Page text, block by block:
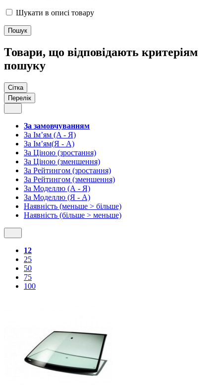
Шукати в описі товару
Товари, що відповідають критеріям
пошуку
Сітка
Перелік
За замовчуванням
За Ім’ям (A - Я)
За Ім’ям(Я - А)
За Ціною (зростання)
За Ціною (зменшення)
За Рейтингом (зростання)
За Рейтингом (зменшення)
За Моделлю (А - Я)
За Моделлю (Я - А)
Наявність (меньше > більше)
Наявність (більше > меньше)
12
25
50
75
100